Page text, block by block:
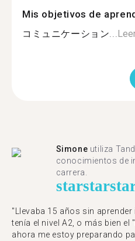
Mis objetivos de
コミュニケーション...
Simone utiliza
conocimientos de
carrera.
starstar
"Llevaba 15 años sin
tenía el nivel A2, o más bien el
ahora me estoy preparando